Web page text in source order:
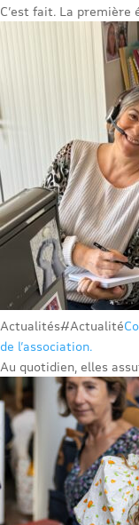
C’est fait. La première
Actualités#Actualité
de l’association.
Au quotidien, elles